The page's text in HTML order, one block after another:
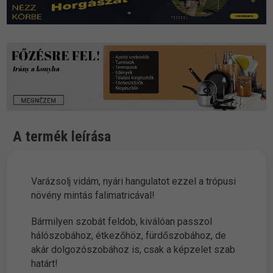
A termék leírása
Varázsolj vidám, nyári hangulatot ezzel a trópusi
növény mintás falimatricával!
Bármilyen szobát feldob, kiválóan passzol
hálószobához, étkezőhöz, fürdőszobához, de
akár dolgozószobához is, csak a képzelet szab
határt!